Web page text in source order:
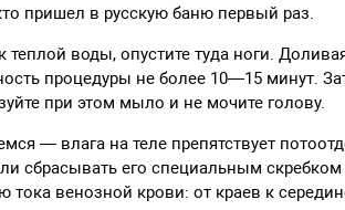
пришел в русскую баню первый раз.
теплой воды, опустите туда ноги.
процедуры не более 10—15 минут.
при этом мыло и не мочите голову.
— влага на теле препятствует
сбрасывать его специальным
тока венозной крови: от краев к